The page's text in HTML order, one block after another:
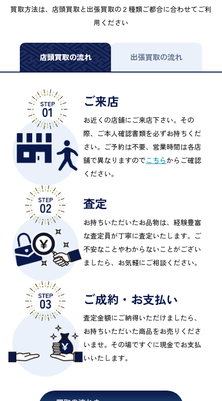
買取方法は、店頭買取と出張買取の２種類ご都合に合わせてご利
用ください
店頭買取の流れ 出張買取の流れ
ご来店
お近くの店舗にご来店下さい。その
際、ご本人確認書類を必ずお持ちくだ
さい。ご予約は不要、営業時間は各店
舗で異なりますのでこちらからご確認
ください。
査定
お持ちいただいたお品物は、経験豊富
な査定員が丁寧に査定いたします。ご
不安なことやわからないことがござい
ましたら、お気軽にご相談ください。
ご成約・お支払い
査定金額にご納得いただけましたら、
お持ちいただいた商品をお売りくださ
いませ。その場ですぐに現金でお支払
いいたします。